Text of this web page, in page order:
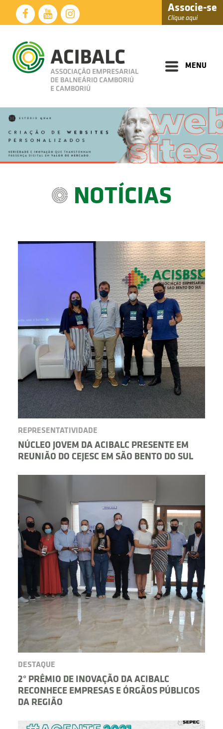
Associe-se
Clique aqui
MENU
Diretoria
Documentos
Soluções
Núcleos
NOTÍCIAS
REPRESENTATIVIDADE
NÚCLEO JOVEM DA ACIBALC PRESENTE EM
REUNIÃO DO CEJESC EM SÃO BENTO DO SUL
DESTAQUE
2° PRÊMIO DE INOVAÇÃO DA ACIBALC
RECONHECE EMPRESAS E ÓRGÃOS PÚBLICOS
DA REGIÃO